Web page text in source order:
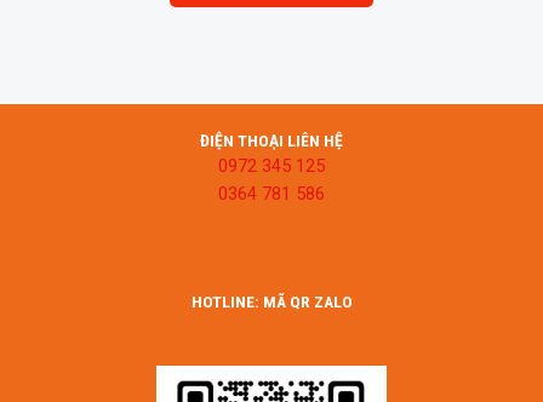
ĐIỆN THOẠI LIÊN HỆ
0972 345 125
0364 781 586
HOTLINE: MÃ QR ZALO